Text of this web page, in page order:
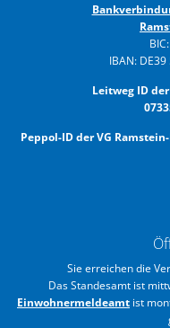
IBAN:
Leitweg ID
Peppol-ID der VG
Sie erreichen die
Das Standesamt ist
Einwohnermeldeamt ist